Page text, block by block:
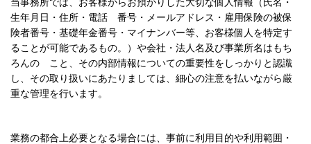
生年月日・住所・電話 番号・メールアドレス・雇用保険の被保
険者番号・基礎年金番号・マイナンバー等、お客様個人を特定す
ることが可能であるもの。）や会社・法人名及び事業所名はもち
ろんの こと、その内部情報についての重要性をしっかりと認識
し、その取り扱いにあたりましては、細心の注意を払いながら厳
重な管理を行います。
業務の都合上必要となる場合には、事前に利用目的や利用範囲・